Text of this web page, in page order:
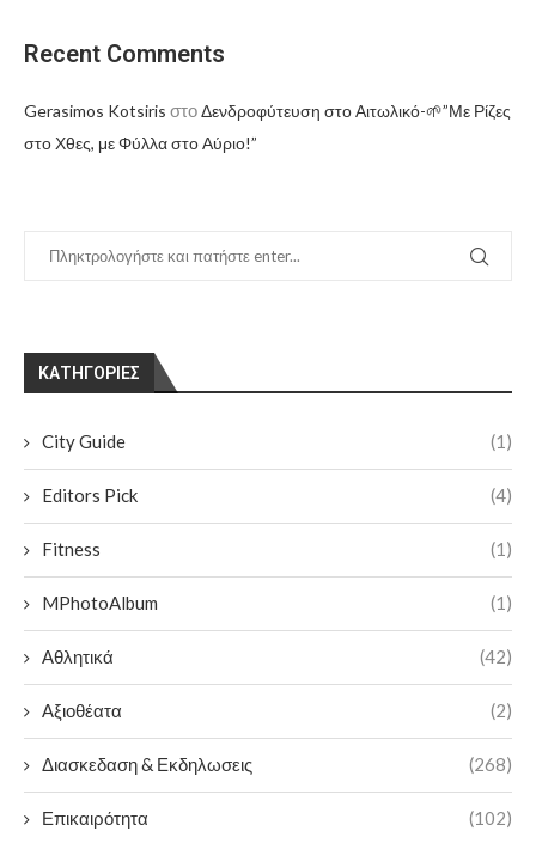
Recent Comments
Gerasimos Kotsiris στοΔενδροφύτευση στο Αιτωλικό-🌱”Με Ρίζες
στο Χθες, με Φύλλα στο Αύριο!”
KΑΤΗΓΟΡΊΕΣ
City Guide (1)
Editors Pick (4)
Fitness (1)
MPhotoAlbum (1)
Αθλητικά (42)
Αξιοθέατα (2)
Διασκεδαση & Εκδηλωσεις (268)
Επικαιρότητα (102)